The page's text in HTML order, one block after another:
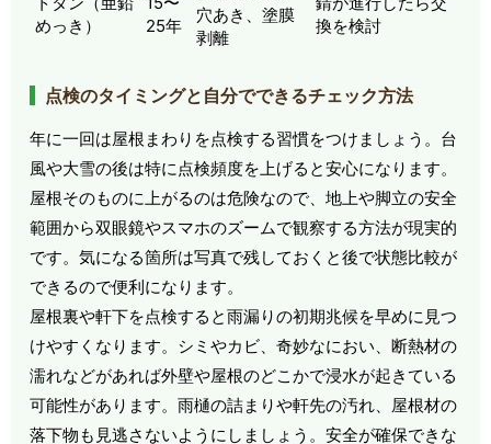
めっき）
25年
穴あき、塗膜
剥離
換を検討
点検のタイミングと自分でできるチェック方法
年に一回は屋根まわりを点検する習慣をつけましょう。台
風や大雪の後は特に点検頻度を上げると安心になります。
屋根そのものに上がるのは危険なので、地上や脚立の安全
範囲から双眼鏡やスマホのズームで観察する方法が現実的
です。気になる箇所は写真で残しておくと後で状態比較が
できるので便利になります。
屋根裏や軒下を点検すると雨漏りの初期兆候を早めに見つ
けやすくなります。シミやカビ、奇妙なにおい、断熱材の
濡れなどがあれば外壁や屋根のどこかで浸水が起きている
可能性があります。雨樋の詰まりや軒先の汚れ、屋根材の
落下物も見逃さないようにしましょう。安全が確保できな